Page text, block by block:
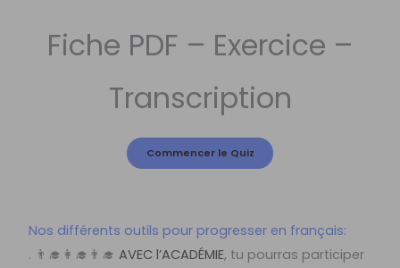
Fiche PDF – Exercice –
Transcription
Nos différents outils pour progresser en français:
. 👨‍🎓👩‍🎓👨‍🎓AVEC l’ACADÉMIE, tu pourras participer